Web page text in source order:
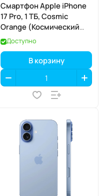
Смартфон Apple iPhone
17 Pro, 1 ТБ, Cosmic
Orange (Космический
оранжевый) Dual eSIM
Доступно
В корзину